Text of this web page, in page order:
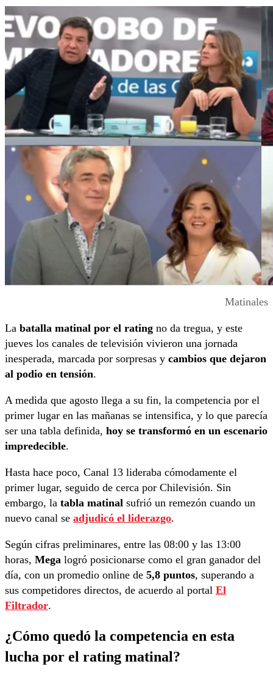
Matinales
La batalla matinal por el rating no da tregua, y este
jueves los canales de televisión vivieron una jornada
inesperada, marcada por sorpresas y cambios que dejaron
al podio en tensión.
A medida que agosto llega a su fin, la competencia por el
primer lugar en las mañanas se intensifica, y lo que parecía
ser una tabla definida, hoy se transformó en un escenario
impredecible.
Hasta hace poco, Canal 13 lideraba cómodamente el
primer lugar, seguido de cerca por Chilevisión. Sin
embargo, la tabla matinal sufrió un remezón cuando un
nuevo canal se adjudicó el liderazgo.
Según cifras preliminares, entre las 08:00 y las 13:00
horas, Mega logró posicionarse como el gran ganador del
día, con un promedio online de 5,8 puntos, superando a
sus competidores directos, de acuerdo al portal El
Filtrador.
¿Cómo quedó la competencia en esta
lucha por el rating matinal?